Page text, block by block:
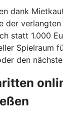
dank
der
statt 1.000
Spielraum
den